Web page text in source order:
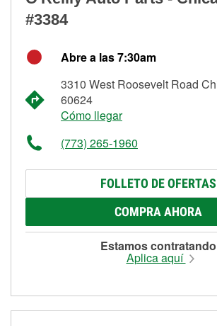
#3384
Abre a las 7:30am
3310 West Roosevelt Road
60624
Cómo llegar
(773) 265-1960
FOLLETO DE OFERTAS
COMPRA AHORA
Estamos contratando
Aplica aquí